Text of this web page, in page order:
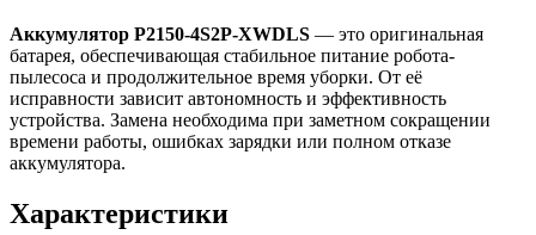
Аккумулятор P2150-4S2P-XWDLS — это оригинальная
батарея, обеспечивающая стабильное питание робота-
пылесоса и продолжительное время уборки. От её
исправности зависит автономность и эффективность
устройства. Замена необходима при заметном сокращении
времени работы, ошибках зарядки или полном отказе
аккумулятора.
Характеристики